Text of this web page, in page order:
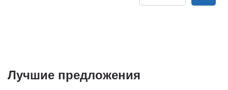
Лучшие предложения